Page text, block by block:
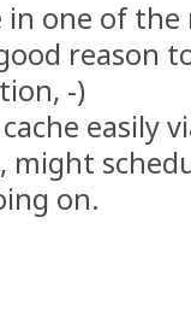
in one of
reason
-)
easily
might
on.